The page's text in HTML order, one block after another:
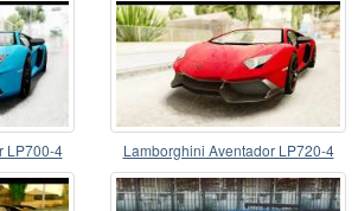
LP700-4
Lamborghini Aventador LP720-4
2013